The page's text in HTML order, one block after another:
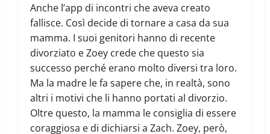
Anche l’app di incontri che aveva creato
fallisce. Così decide di tornare a casa da sua
mamma. I suoi genitori hanno di recente
divorziato e Zoey crede che questo sia
successo perché erano molto diversi tra loro.
Ma la madre le fa sapere che, in realtà, sono
altri i motivi che li hanno portati al divorzio.
Oltre questo, la mamma le consiglia di essere
coraggiosa e di dichiarsi a Zach. Zoey, però,